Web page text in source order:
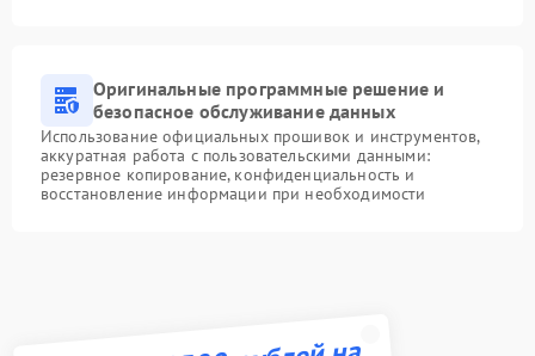
Оригинальные программные решение и
безопасное обслуживание данных
Использование официальных прошивок и инструментов,
аккуратная работа с пользовательскими данными:
резервное копирование, конфиденциальность и
восстановление информации при необходимости